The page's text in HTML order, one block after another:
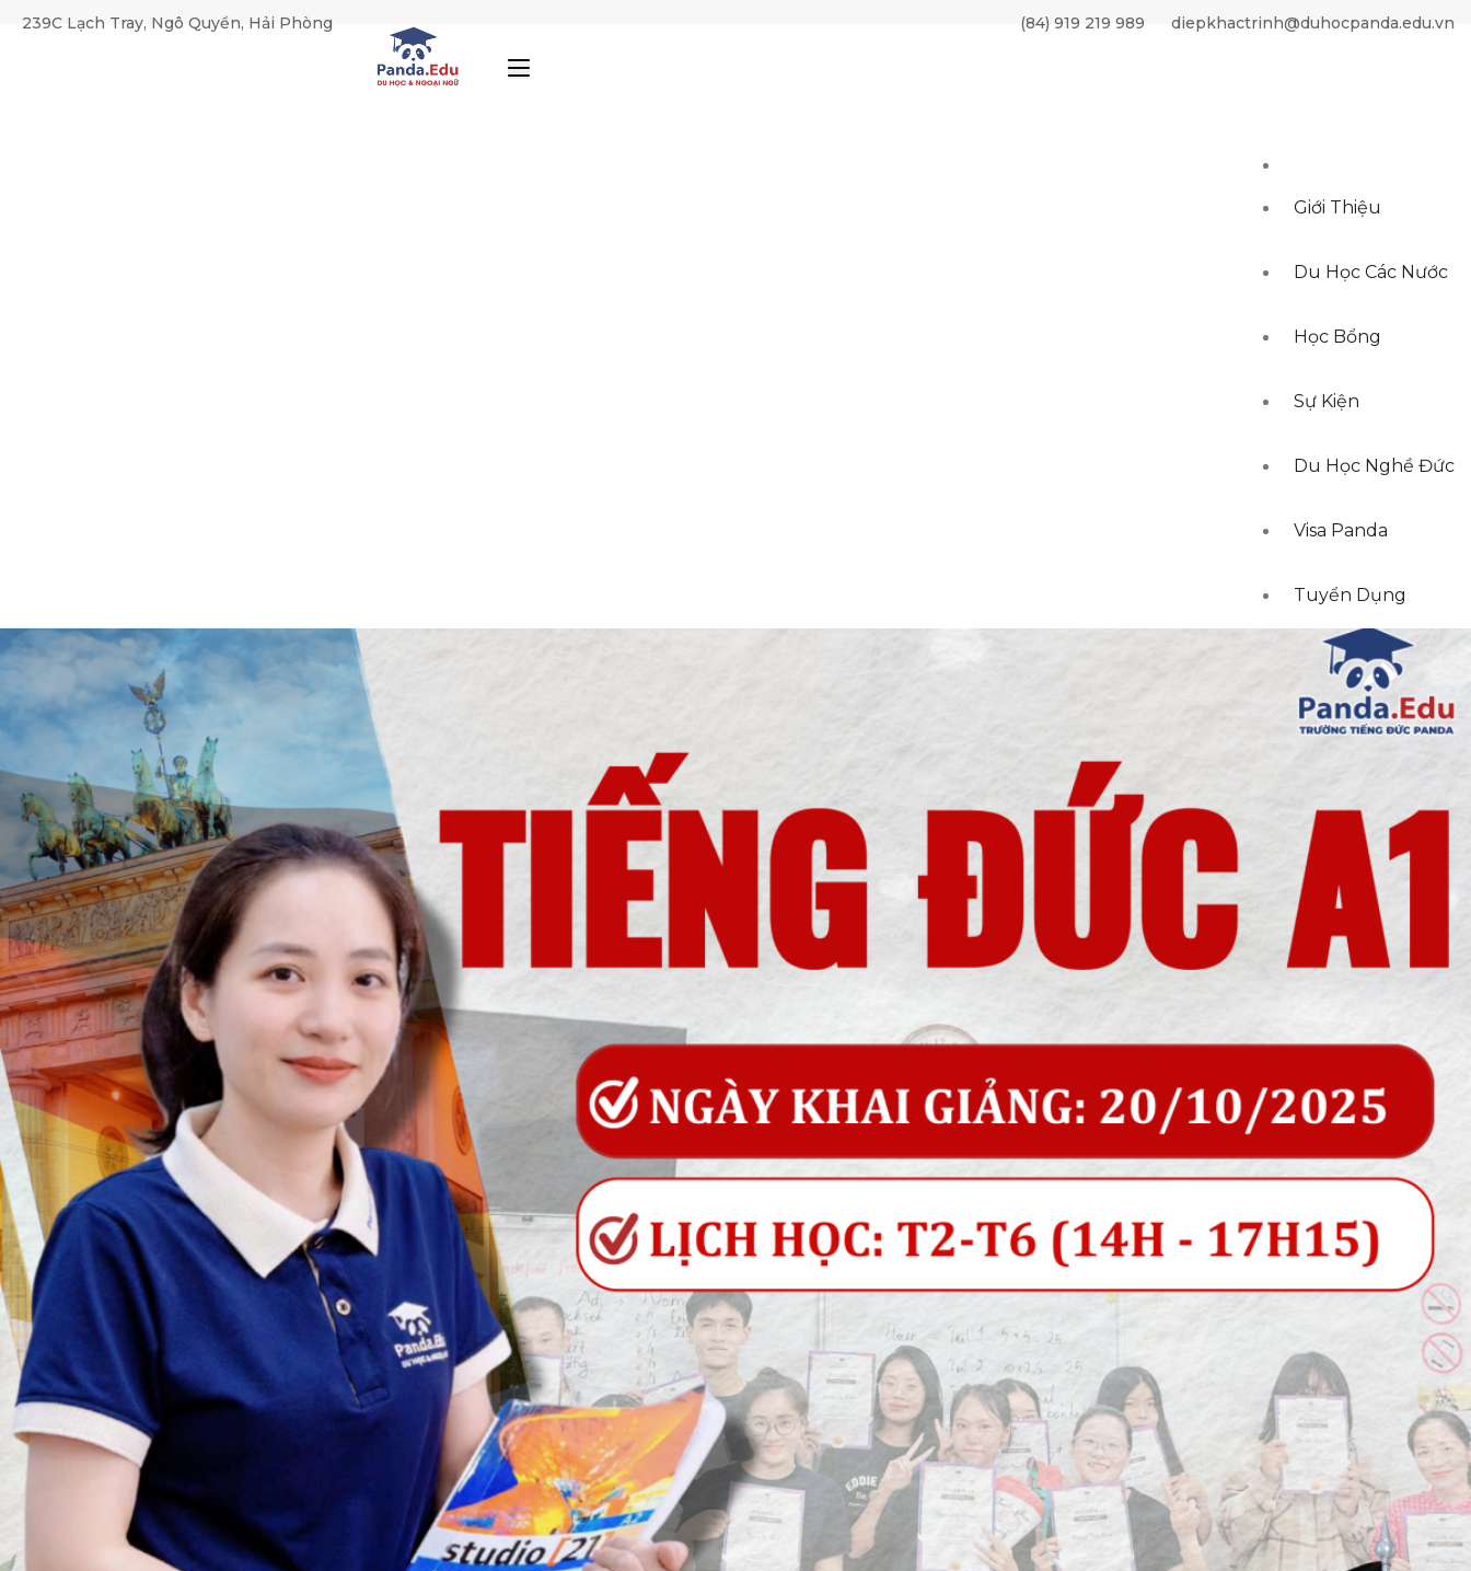
239C Lạch Tray, Ngô Quyền, Hải Phòng (84) 919 219 989 diepkhactrinh@duhocpanda.edu.vn
Giới Thiệu
Du Học Các Nước
Học Bổng
Sự Kiện
Du Học Nghề Đức
Visa Panda
Tuyển Dụng